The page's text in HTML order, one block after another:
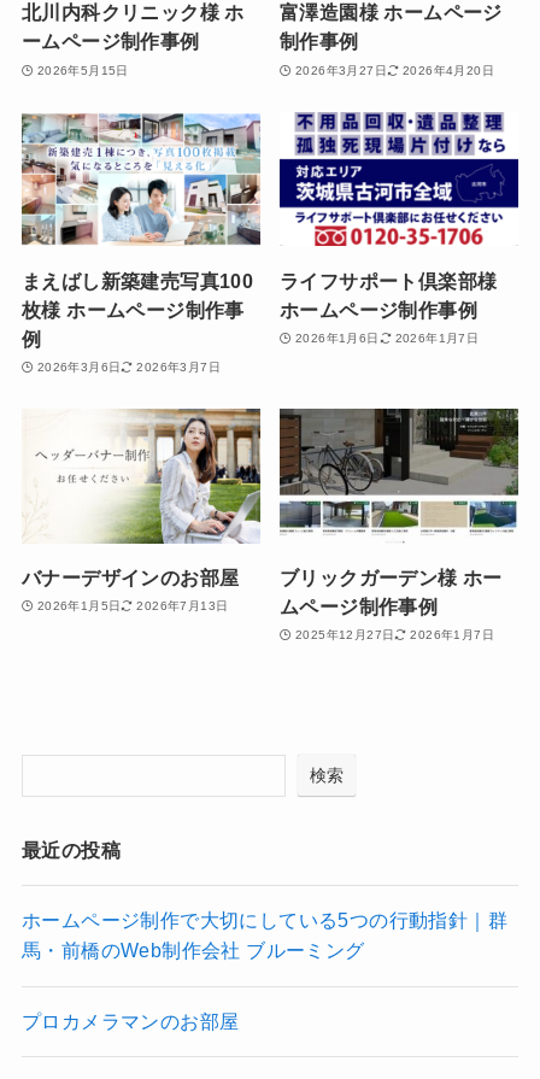
北川内科クリニック様 ホ
ームページ制作事例
2026年5月15日
富澤造園様 ホームページ
制作事例
2026年3月27日 2026年4月20日
まえばし新築建売写真100
枚様 ホームページ制作事
例
2026年3月6日 2026年3月7日
ライフサポート倶楽部様
ホームページ制作事例
2026年1月6日 2026年1月7日
バナーデザインのお部屋
2026年1月5日 2026年7月13日
ブリックガーデン様 ホー
ムページ制作事例
2025年12月27日 2026年1月7日
検索
最近の投稿
ホームページ制作で大切にしている5つの行動指針｜群
馬・前橋のWeb制作会社 ブルーミング
プロカメラマンのお部屋